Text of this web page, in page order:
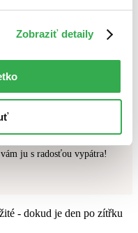
Zobraziť detaily
podmienkam.
ju s radosťou vypátra!
- dokud je den po zítřku